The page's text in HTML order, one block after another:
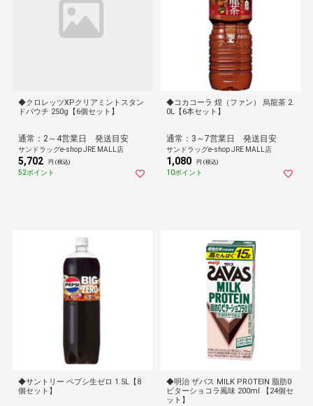
◆クロレッツXPクリアミントスタン
ドパウチ 250g【6個セット】
通常：2～4営業日 発送目安
サンドラッグe-shop JRE MALL店
5,702 円 (税込)
52ポイント
◆コカコーラ 煌（ファン） 烏龍茶 2.
0L【6本セット】
通常：3～7営業日 発送目安
サンドラッグe-shop JRE MALL店
1,080 円 (税込)
10ポイント
◆サントリー ペプシ生ゼロ 1.5L【8
個セット】
◆明治 ザバス MILK PROTEIN 脂肪0
ビターショコラ風味 200ml 【24個セ
ット】